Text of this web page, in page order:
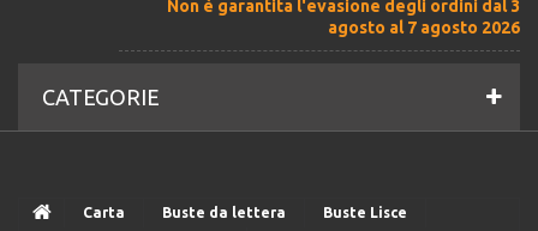
Non è garantita l'evasione degli ordini dal 3
agosto al 7 agosto 2026
CATEGORIE
Carta Buste da lettera
Buste Lisce